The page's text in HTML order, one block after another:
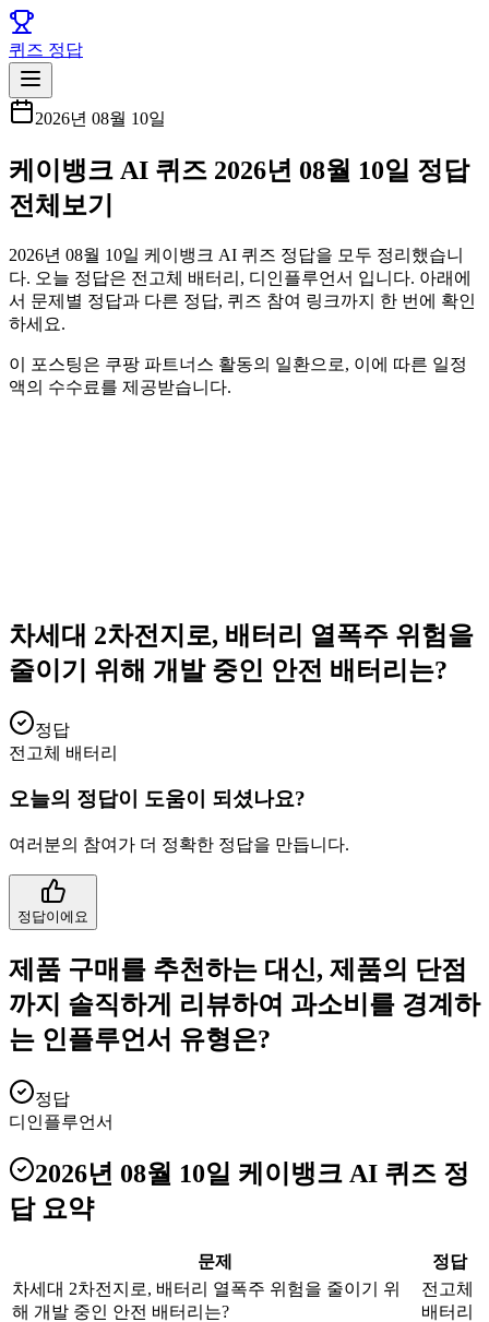
퀴즈 정답
2026년 08월 10일
케이뱅크 AI 퀴즈 2026년 08월 10일 정답
전체보기
2026년 08월 10일 케이뱅크 AI 퀴즈 정답을 모두 정리했습니
다. 오늘 정답은 전고체 배터리, 디인플루언서 입니다. 아래에
서 문제별 정답과 다른 정답, 퀴즈 참여 링크까지 한 번에 확인
하세요.
이 포스팅은 쿠팡 파트너스 활동의 일환으로, 이에 따른 일정
액의 수수료를 제공받습니다.
차세대 2차전지로, 배터리 열폭주 위험을
줄이기 위해 개발 중인 안전 배터리는?
정답
전고체 배터리
오늘의 정답이 도움이 되셨나요?
여러분의 참여가 더 정확한 정답을 만듭니다.
정답이에요
제품 구매를 추천하는 대신, 제품의 단점
까지 솔직하게 리뷰하여 과소비를 경계하
는 인플루언서 유형은?
정답
디인플루언서
2026년 08월 10일 케이뱅크 AI 퀴즈 정
답 요약
문제
정답
차세대 2차전지로, 배터리 열폭주 위험을 줄이기 위
해 개발 중인 안전 배터리는?
전고체
배터리